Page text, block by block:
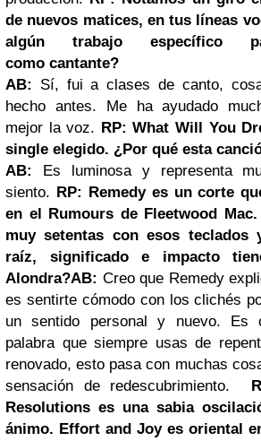
de nuevos matices, en tus líneas
algún trabajo específico
como cantante?
AB: Sí, fui a clases de canto,
hecho antes. Me ha ayudado
mejor la voz. RP: What Will You
single elegido. ¿Por qué esta
AB:
Es luminosa y representa
siento. RP: Remedy es un corte
en el Rumours de Fleetwood Mac.
muy setentas con esos teclados
raíz, significado e impacto
Alondra?AB: Creo que Remedy
es sentirte cómodo con los clichés
un sentido personal y nuevo. Es
palabra que siempre usas de
renovado, esto pasa con muchas
sensación de redescubrimiento.
Resolutions es una sabia
ánimo. Effort and Joy es oriental